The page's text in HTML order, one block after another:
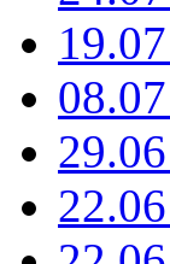
19.07
08.07
29.06
22.06